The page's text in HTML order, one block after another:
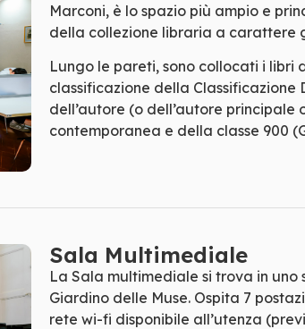
Marconi, è lo spazio più ampio e
della collezione libraria a carattere
Lungo le pareti, sono collocati i libri
classificazione della
dell’autore (o dell’autore
contemporanea e della classe 900
Sala Multimediale
La Sala multimediale si trova in
Giardino delle Muse. Ospita 7
rete wi-fi disponibile all’utenza